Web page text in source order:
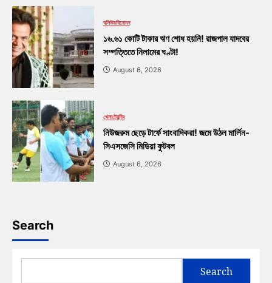
বলিউডবিনোদন
১৬.৬১ কোটি টাকার ঋণ শোধ হয়নি! রাজপাল যাদবের
সম্পত্তিতে নিলামের ঘণ্টা!
August 6, 2026
খেলাট্রেন্ডিং
নিউজরুম ছেড়ে টার্ফে সাংবাদিকরা! জমে উঠল মার্লিন-
সিএসজেসি মিডিয়া ফুটবল
August 6, 2026
Search
Search